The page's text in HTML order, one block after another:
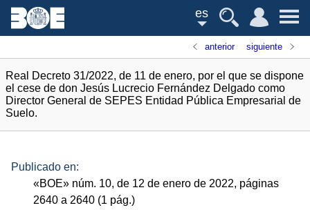
es
anterior siguiente
Real Decreto 31/2022, de 11 de enero, por el que se dispone
el cese de don Jesús Lucrecio Fernández Delgado como
Director General de SEPES Entidad Pública Empresarial de
Suelo.
Publicado en:
«BOE» núm. 10, de 12 de enero de 2022, páginas
2640 a 2640 (1 pág.)